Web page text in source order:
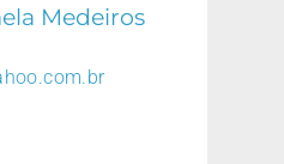
Medeiros